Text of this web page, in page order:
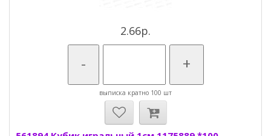
2.66р.
- +
выписка кратно 100 шт